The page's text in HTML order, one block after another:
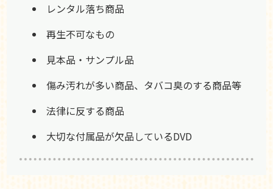
レンタル落ち商品
再生不可なもの
見本品・サンプル品
傷み汚れが多い商品、タバコ臭のする商品等
法律に反する商品
大切な付属品が欠品しているDVD